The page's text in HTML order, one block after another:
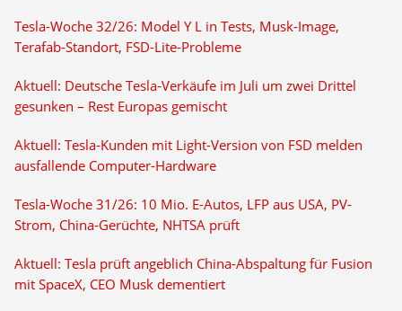
Tesla-Woche 32/26: Model Y L in Tests, Musk-Image,
Terafab-Standort, FSD-Lite-Probleme
Aktuell: Deutsche Tesla-Verkäufe im Juli um zwei Drittel
gesunken – Rest Europas gemischt
Aktuell: Tesla-Kunden mit Light-Version von FSD melden
ausfallende Computer-Hardware
Tesla-Woche 31/26: 10 Mio. E-Autos, LFP aus USA, PV-
Strom, China-Gerüchte, NHTSA prüft
Aktuell: Tesla prüft angeblich China-Abspaltung für Fusion
mit SpaceX, CEO Musk dementiert